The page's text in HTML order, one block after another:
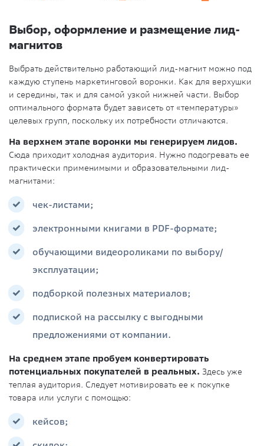
Выбор, оформление и размещение лид-
магнитов
Выбрать действительно работающий лид-магнит можно под
каждую ступень маркетинговой воронки. Как для верхушки
и середины, так и для самой узкой нижней части. Выбор
оптимального формата будет зависеть от «температуры»
целевых групп, поскольку их потребности отличаются.
На верхнем этапе воронки мы генерируем лидов.
Сюда приходит холодная аудитория. Нужно подогревать ее
практически применимыми и образовательными лид-
магнитами:
чек-листами;
электронными книгами в PDF-формате;
обучающими видеороликами по выбору/
эксплуатации;
подборкой полезных материалов;
подпиской на рассылку с выгодными
предложениями от компании.
На среднем этапе пробуем конвертировать
потенциальных покупателей в реальных. Здесь уже
теплая аудитория. Следует мотивировать ее к покупке
товара или услуги с помощью:
кейсов;